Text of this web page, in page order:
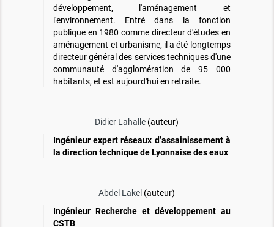
développement, l'aménagement et
l'environnement. Entré dans la fonction
publique en 1980 comme directeur d'études en
aménagement et urbanisme, il a été longtemps
directeur général des services techniques d'une
communauté d'agglomération de 95 000
habitants, et est aujourd'hui en retraite.
Didier Lahalle (auteur)
Ingénieur expert réseaux d’assainissement à
la direction technique de Lyonnaise des eaux
Abdel Lakel (auteur)
Ingénieur Recherche et développement au
CSTB